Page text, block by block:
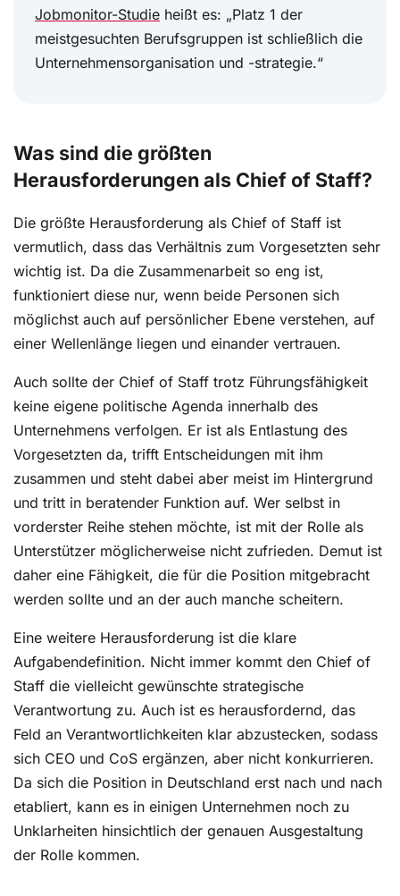
Jobmonitor-Studie heißt es: „Platz 1 der
meistgesuchten Berufsgruppen ist schließlich die
Unternehmensorganisation und -strategie.“
Was sind die größten
Herausforderungen als Chief of Staff?
Die größte Herausforderung als Chief of Staff ist
vermutlich, dass das Verhältnis zum Vorgesetzten sehr
wichtig ist. Da die Zusammenarbeit so eng ist,
funktioniert diese nur, wenn beide Personen sich
möglichst auch auf persönlicher Ebene verstehen, auf
einer Wellenlänge liegen und einander vertrauen.
Auch sollte der Chief of Staff trotz Führungsfähigkeit
keine eigene politische Agenda innerhalb des
Unternehmens verfolgen. Er ist als Entlastung des
Vorgesetzten da, trifft Entscheidungen mit ihm
zusammen und steht dabei aber meist im Hintergrund
und tritt in beratender Funktion auf. Wer selbst in
vorderster Reihe stehen möchte, ist mit der Rolle als
Unterstützer möglicherweise nicht zufrieden. Demut ist
daher eine Fähigkeit, die für die Position mitgebracht
werden sollte und an der auch manche scheitern.
Eine weitere Herausforderung ist die klare
Aufgabendefinition. Nicht immer kommt den Chief of
Staff die vielleicht gewünschte strategische
Verantwortung zu. Auch ist es herausfordernd, das
Feld an Verantwortlichkeiten klar abzustecken, sodass
sich CEO und CoS ergänzen, aber nicht konkurrieren.
Da sich die Position in Deutschland erst nach und nach
etabliert, kann es in einigen Unternehmen noch zu
Unklarheiten hinsichtlich der genauen Ausgestaltung
der Rolle kommen.